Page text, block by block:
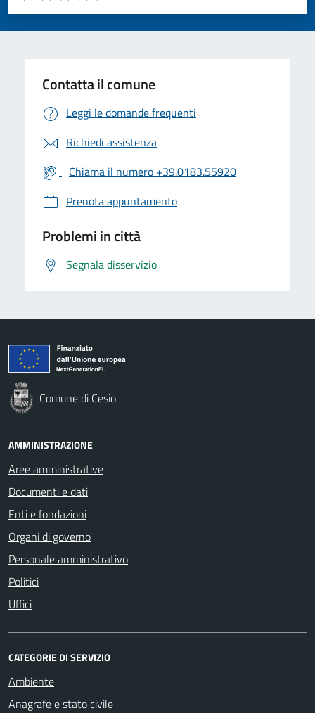
Valuta 5 stelle su 5
Valuta 4 stelle su 5
Valuta 3 stelle su 5
Valuta 2 stelle su 5
Valuta 1 stelle su 5
Contatta il comune
Leggi le domande frequenti
Richiedi assistenza
Chiama il numero +39.0183.55920
Prenota appuntamento
Problemi in città
Segnala disservizio
Comune di Cesio
AMMINISTRAZIONE
Aree amministrative
Documenti e dati
Enti e fondazioni
Organi di governo
Personale amministrativo
Politici
Uffici
CATEGORIE DI SERVIZIO
Ambiente
Anagrafe e stato civile